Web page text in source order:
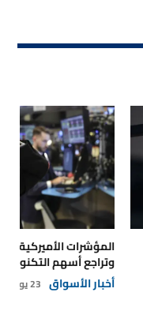
المؤشرات الأميركية
وتراجع أسهم
أخبار الأسواق 23 يوليو 2026